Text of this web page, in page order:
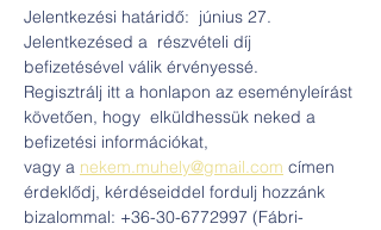
Jelentkezési határidő:  június 27.
Jelentkezésed a  részvételi díj
befizetésével válik érvényessé.
Regisztrálj itt a honlapon az eseményleírást
követően, hogy  elküldhessük neked a
befizetési információkat,
vagy a nekem.muhely@gmail.com címen
érdeklődj, kérdéseiddel fordulj hozzánk
bizalommal: +36-30-6772997 (Fábri-